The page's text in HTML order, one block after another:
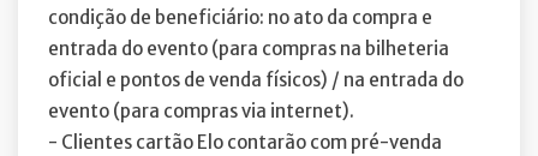
condição de beneficiário: no ato da compra e
entrada do evento (para compras na bilheteria
oficial e pontos de venda físicos) / na entrada do
evento (para compras via internet).
- Clientes cartão Elo contarão com pré-venda